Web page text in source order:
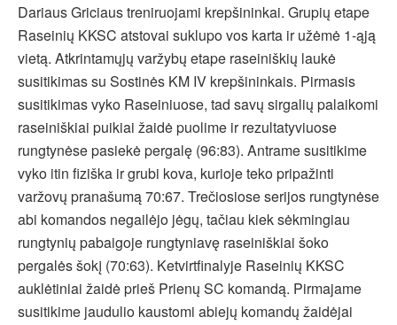
Dariaus Griciaus treniruojami krepšininkai. Grupių etape
Raseinių KKSC atstovai suklupo vos karta ir užėmė 1-ąją
vietą. Atkrintamųjų varžybų etape raseiniškių laukė
susitikimas su Sostinės KM IV krepšininkais. Pirmasis
susitikimas vyko Raseiniuose, tad savų sirgalių palaikomi
raseiniškiai puikiai žaidė puolime ir rezultatyviuose
rungtynėse pasiekė pergalę (96:83). Antrame susitikime
vyko itin fiziška ir grubi kova, kurioje teko pripažinti
varžovų pranašumą 70:67. Trečiosiose serijos rungtynėse
abi komandos negailėjo jėgų, tačiau kiek sėkmingiau
rungtynių pabaigoje rungtyniavę raseiniškiai šoko
pergalės šokį (70:63). Ketvirtfinalyje Raseinių KKSC
auklėtiniai žaidė prieš Prienų SC komandą. Pirmajame
susitikime jaudulio kaustomi abiejų komandų žaidėjai